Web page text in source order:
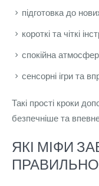
підготовка до
короткі та чіткі
спокійна
сенсорні ігри та
Такі прості кроки
безпечніше та
ЯКІ МІФИ